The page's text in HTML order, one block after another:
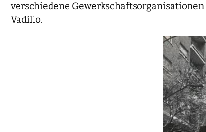
verschiedene
Vadillo.